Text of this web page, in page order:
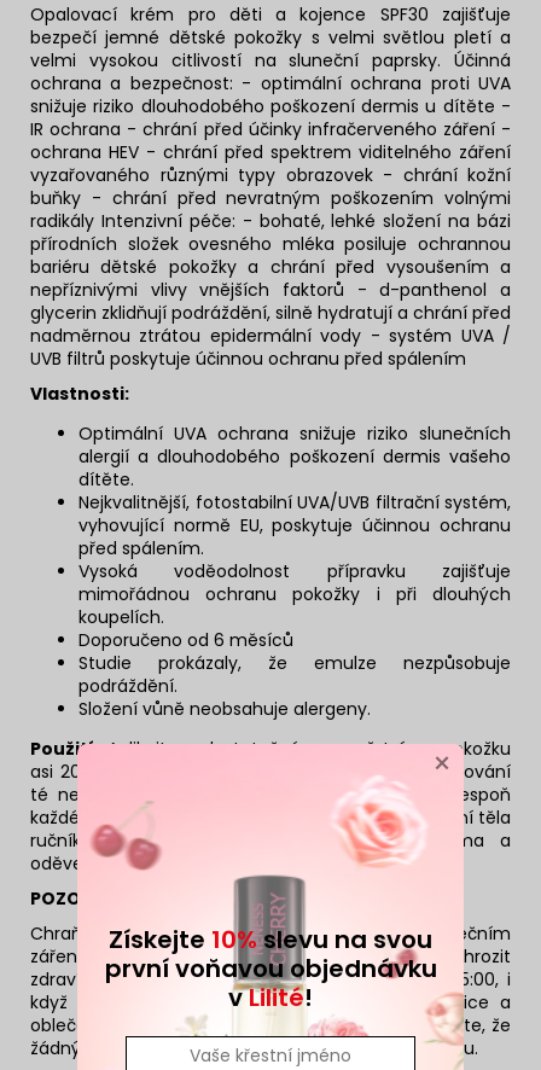
Opalovací krém pro děti a kojence SPF30 zajišťuje
bezpečí jemné dětské pokožky s velmi světlou pletí a
velmi vysokou citlivostí na sluneční paprsky. Účinná
ochrana a bezpečnost: - optimální ochrana proti UVA
snižuje riziko dlouhodobého poškození dermis u dítěte -
IR ochrana - chrání před účinky infračerveného záření -
ochrana HEV - chrání před spektrem viditelného záření
vyzařovaného různými typy obrazovek - chrání kožní
buňky - chrání před nevratným poškozením volnými
radikály Intenzivní péče: - bohaté, lehké složení na bázi
přírodních složek ovesného mléka posiluje ochrannou
bariéru dětské pokožky a chrání před vysoušením a
nepříznivými vlivy vnějších faktorů - d-panthenol a
glycerin zklidňují podráždění, silně hydratují a chrání před
nadměrnou ztrátou epidermální vody - systém UVA /
UVB filtrů poskytuje účinnou ochranu před spálením
Vlastnosti:
Optimální UVA ochrana snižuje riziko slunečních
alergií a dlouhodobého poškození dermis vašeho
dítěte.
Nejkvalitnější, fotostabilní UVA/UVB filtrační systém,
vyhovující normě EU, poskytuje účinnou ochranu
před spálením.
Vysoká voděodolnost přípravku zajišťuje
mimořádnou ochranu pokožky i při dlouhých
koupelích.
Doporučeno od 6 měsíců
Studie prokázaly, že emulze nezpůsobuje
podráždění.
Složení vůně neobsahuje alergeny.
Použití:Aplikujte v dostatečném množství na pokožku
asi 20 minut před odchodem na slunce. Pro zachování
té nejlepší ochrany akci opakujte pravidelně (alespoň
každé 2 hodiny) a po vystoupení z vody nebo otírání těla
ručníkem. Zabraňte kontaktu přípravku s očima a
oděvem.
POZOR:
Chraňte kojence a děti před přímým slunečním
zářením. Nadměrné vystavování se slunci může ohrozit
zdraví. Vyhněte se slunci, zejména mezi 11:00 a 15:00, i
když používáte opalovací krém. Vždy noste čepice a
oblečení, které děti chrání před sluncem. Pamatujte, že
žádný přípravek s UV filtry neposkytuje 100% ochranu.
×
Získejte 10%slevu na svou
první voňavou objednávku
vLilité!